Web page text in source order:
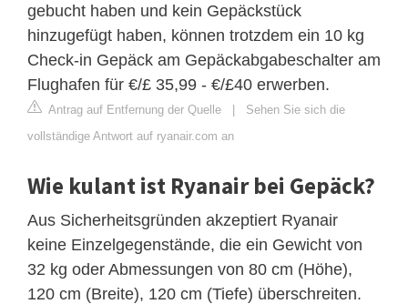
gebucht haben und kein Gepäckstück
hinzugefügt haben, können trotzdem ein 10 kg
Check-in Gepäck am Gepäckabgabeschalter am
Flughafen für €/£ 35,99 - €/£40 erwerben.
Antrag auf Entfernung der Quelle | Sehen Sie sich die
vollständige Antwort auf ryanair.com an
Wie kulant ist Ryanair bei Gepäck?
Aus Sicherheitsgründen akzeptiert Ryanair
keine Einzelgegenstände, die ein Gewicht von
32 kg oder Abmessungen von 80 cm (Höhe),
120 cm (Breite), 120 cm (Tiefe) überschreiten.